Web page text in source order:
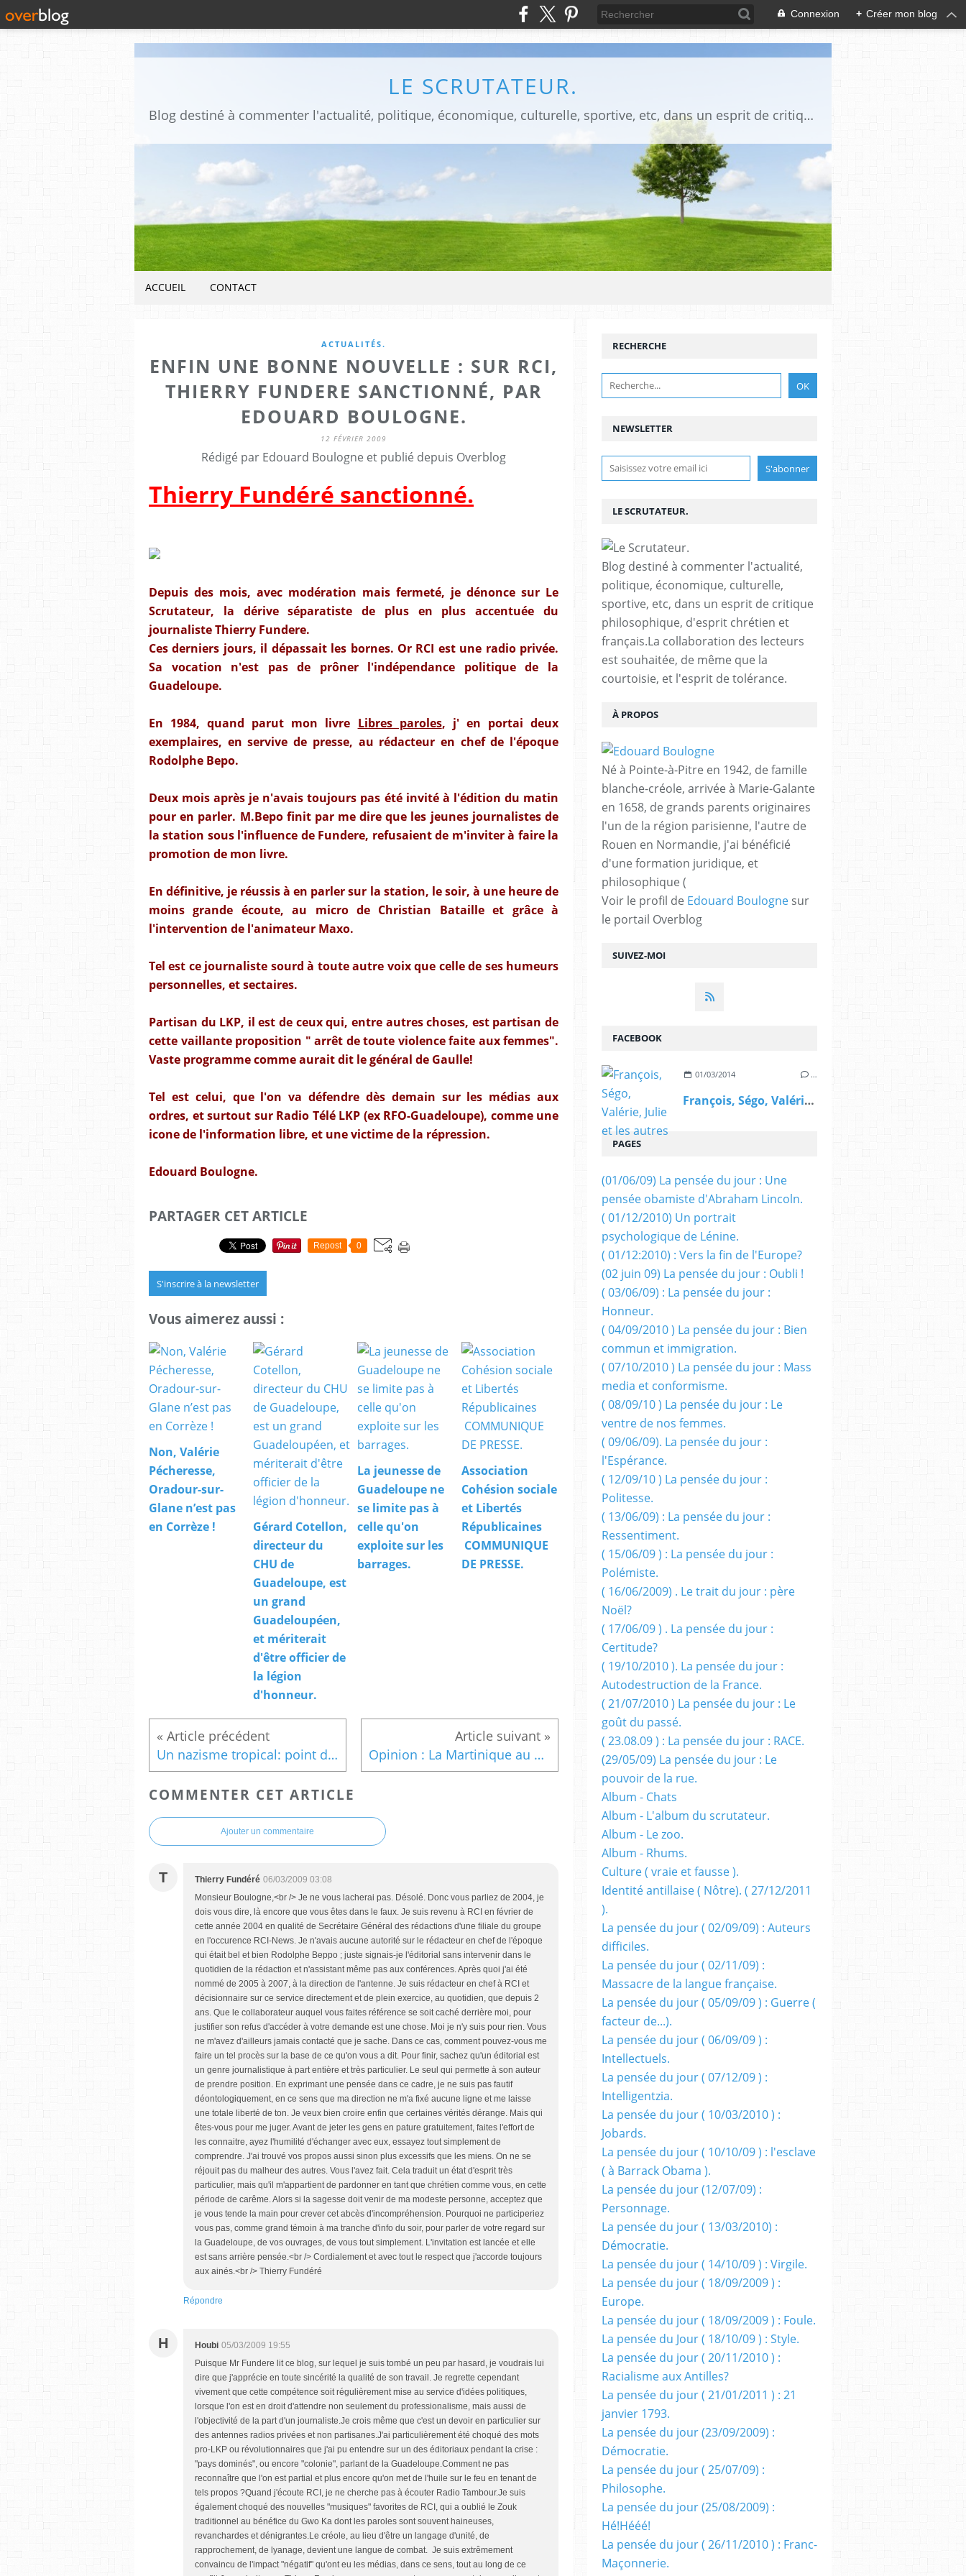
Connexion + Créer mon blog
LE SCRUTATEUR.
Blog destiné à commenter l'actualité, politique, économique, culturelle, sportive, etc, dans un esprit de critique philosophique, d'esprit chrétien et français.La collaboration des lecteurs est souhaitée, de même que la courtoisie, et l'esprit de tolérance.
ACCUEIL CONTACT
ACTUALITÉS.
ENFIN UNE BONNE NOUVELLE : SUR RCI,
THIERRY FUNDERE SANCTIONNÉ, PAR
EDOUARD BOULOGNE.
12 FÉVRIER 2009
Rédigé par Edouard Boulogne et publié depuis Overblog
Thierry Fundéré sanctionné.
Depuis des mois, avec modération mais fermeté, je dénonce sur Le
Scrutateur, la dérive séparatiste de plus en plus accentuée du
journaliste Thierry Fundere.
Ces derniers jours, il dépassait les bornes. Or RCI est une radio privée.
Sa vocation n'est pas de prôner l'indépendance politique de la
Guadeloupe.
En 1984, quand parut mon livre Libres paroles, j' en portai deux
exemplaires, en servive de presse, au rédacteur en chef de l'époque
Rodolphe Bepo.
Deux mois après je n'avais toujours pas été invité à l'édition du matin
pour en parler. M.Bepo finit par me dire que les jeunes journalistes de
la station sous l'influence de Fundere, refusaient de m'inviter à faire la
promotion de mon livre.
En définitive, je réussis à en parler sur la station, le soir, à une heure de
moins grande écoute, au micro de Christian Bataille et grâce à
l'intervention de l'animateur Maxo.
Tel est ce journaliste sourd à toute autre voix que celle de ses humeurs
personnelles, et sectaires.
Partisan du LKP, il est de ceux qui, entre autres choses, est partisan de
cette vaillante proposition " arrêt de toute violence faite aux femmes".
Vaste programme comme aurait dit le général de Gaulle!
Tel est celui, que l'on va défendre dès demain sur les médias aux
ordres, et surtout sur Radio Télé LKP (ex RFO-Guadeloupe), comme une
icone de l'information libre, et une victime de la répression.
Edouard Boulogne.
PARTAGER CET ARTICLE
Repost 0
S'inscrire à la newsletter
Vous aimerez aussi :
Non, Valérie
Pécheresse,
Oradour-sur-
Glane n’est pas
en Corrèze !
Gérard Cotellon,
directeur du
CHU de
Guadeloupe, est
un grand
Guadeloupéen,
et mériterait
d'être officier de
la légion
d'honneur.
La jeunesse de
Guadeloupe ne
se limite pas à
celle qu'on
exploite sur les
barrages.
Association
Cohésion sociale
et Libertés
Républicaines
COMMUNIQUE
DE PRESSE.
Un nazisme tropical: point de vue d'un historien autorisé. Opinion : La Martinique au pilori, par Gérard Dorwling-Carter.
COMMENTER CET ARTICLE
Ajouter un commentaire
T Thierry Fundéré 06/03/2009 03:08
Monsieur Boulogne,<br /> Je ne vous lacherai pas. Désolé. Donc vous parliez de 2004, je
dois vous dire, là encore que vous êtes dans le faux. Je suis revenu à RCI en février de
cette année 2004 en qualité de Secrétaire Général des rédactions d'une filiale du groupe
en l'occurence RCI-News. Je n'avais aucune autorité sur le rédacteur en chef de l'époque
qui était bel et bien Rodolphe Beppo ; juste signais-je l'éditorial sans intervenir dans le
quotidien de la rédaction et n'assistant même pas aux conférences. Après quoi j'ai été
nommé de 2005 à 2007, à la direction de l'antenne. Je suis rédacteur en chef à RCI et
décisionnaire sur ce service directement et de plein exercice, au quotidien, que depuis 2
ans. Que le collaborateur auquel vous faites référence se soit caché derrière moi, pour
justifier son refus d'accéder à votre demande est une chose. Moi je n'y suis pour rien. Vous
ne m'avez d'ailleurs jamais contacté que je sache. Dans ce cas, comment pouvez-vous me
faire un tel procès sur la base de ce qu'on vous a dit. Pour finir, sachez qu'un éditorial est
un genre journalistique à part entière et très particulier. Le seul qui permette à son auteur
de prendre position. En exprimant une pensée dans ce cadre, je ne suis pas fautif
déontologiquement, en ce sens que ma direction ne m'a fixé aucune ligne et me laisse
une totale liberté de ton. Je veux bien croire enfin que certaines vérités dérange. Mais qui
êtes-vous pour me juger. Avant de jeter les gens en pature gratuitement, faites l'effort de
les connaitre, ayez l'humilité d'échanger avec eux, essayez tout simplement de
comprendre. J'ai trouvé vos propos aussi sinon plus excessifs que les miens. On ne se
réjouit pas du malheur des autres. Vous l'avez fait. Cela traduit un état d'esprit très
particulier, mais qu'il m'appartient de pardonner en tant que chrétien comme vous, en cette
période de carême. Alors si la sagesse doit venir de ma modeste personne, acceptez que
je vous tende la main pour crever cet abcès d'incompréhension. Pourquoi ne participeriez
vous pas, comme grand témoin à ma tranche d'info du soir, pour parler de votre regard sur
la Guadeloupe, de vos ouvrages, de vous tout simplement. L'invitation est lancée et elle
est sans arrière pensée.<br /> Cordialement et avec tout le respect que j'accorde toujours
aux ainés.<br /> Thierry Fundéré
Répondre
H Houbi 05/03/2009 19:55
Puisque Mr Fundere lit ce blog, sur lequel je suis tombé un peu par hasard, je voudrais lui
dire que j'apprécie en toute sincérité la qualité de son travail. Je regrette cependant
vivement que cette compétence soit régulièrement mise au service d'idées politiques,
lorsque l'on est en droit d'attendre non seulement du professionalisme, mais aussi de
l'objectivité de la part d'un journaliste.Je crois même que c'est un devoir en particulier sur
des antennes radios privées et non partisanes.J'ai particulièrement été choqué des mots
pro-LKP ou révolutionnaires que j'ai pu entendre sur un des éditoriaux pendant la crise :
"pays dominés", ou encore "colonie", parlant de la Guadeloupe.Comment ne pas
reconnaître que l'on est partial et plus encore qu'on met de l'huile sur le feu en tenant de
tels propos ?Quand j'écoute RCI, je ne cherche pas à écouter Radio Tambour.Je suis
également choqué des nouvelles "musiques" favorites de RCI, qui a oublié le Zouk
traditionnel au bénéfice du Gwo Ka dont les paroles sont souvent haineuses,
revanchardes et dénigrantes.Le créole, au lieu d'être un langage d'unité, de
rapprochement, de lyanage, devient une langue de combat. Je suis extrêmement
convaincu de l'impact "négatif" qu'ont eu les médias, dans ce sens, tout au long de ce
NEWSLETTER
SUIVEZ-MOI
RECHERCHE
LE SCRUTATEUR.
Blog destiné à commenter l'actualité,
politique, économique, culturelle,
sportive, etc, dans un esprit de critique
philosophique, d'esprit chrétien et
français.La collaboration des lecteurs
est souhaitée, de même que la
courtoisie, et l'esprit de tolérance.
À PROPOS
Né à Pointe-à-Pitre en 1942, de famille
blanche-créole, arrivée à Marie-Galante
en 1658, de grands parents originaires
l'un de la région parisienne, l'autre de
Rouen en Normandie, j'ai bénéficié
d'une formation juridique, et
philosophique (
Voir le profil de Edouard Boulogne sur
le portail Overblog
FACEBOOK
01/03/2014 …
François, Ségo, Valérie, Julie et les autres
PAGES
(01/06/09) La pensée du jour : Une
pensée obamiste d'Abraham Lincoln.
( 01/12/2010) Un portrait
psychologique de Lénine.
( 01/12:2010) : Vers la fin de l'Europe?
(02 juin 09) La pensée du jour : Oubli !
( 03/06/09) : La pensée du jour :
Honneur.
( 04/09/2010 ) La pensée du jour : Bien
commun et immigration.
( 07/10/2010 ) La pensée du jour : Mass
media et conformisme.
( 08/09/10 ) La pensée du jour : Le
ventre de nos femmes.
( 09/06/09). La pensée du jour :
l'Espérance.
( 12/09/10 ) La pensée du jour :
Politesse.
( 13/06/09) : La pensée du jour :
Ressentiment.
( 15/06/09 ) : La pensée du jour :
Polémiste.
( 16/06/2009) . Le trait du jour : père
Noël?
( 17/06/09 ) . La pensée du jour :
Certitude?
( 19/10/2010 ). La pensée du jour :
Autodestruction de la France.
( 21/07/2010 ) La pensée du jour : Le
goût du passé.
( 23.08.09 ) : La pensée du jour : RACE.
(29/05/09) La pensée du jour : Le
pouvoir de la rue.
Album - Chats
Album - L'album du scrutateur.
Album - Le zoo.
Album - Rhums.
Culture ( vraie et fausse ).
Identité antillaise ( Nôtre). ( 27/12/2011
).
La pensée du jour ( 02/09/09) : Auteurs
difficiles.
La pensée du jour ( 02/11/09) :
Massacre de la langue française.
La pensée du jour ( 05/09/09 ) : Guerre (
facteur de...).
La pensée du jour ( 06/09/09 ) :
Intellectuels.
La pensée du jour ( 07/12/09 ) :
Intelligentzia.
La pensée du jour ( 10/03/2010 ) :
Jobards.
La pensée du jour ( 10/10/09 ) : l'esclave
( à Barrack Obama ).
La pensée du jour (12/07/09) :
Personnage.
La pensée du jour ( 13/03/2010) :
Démocratie.
La pensée du jour ( 14/10/09 ) : Virgile.
La pensée du jour ( 18/09/2009 ) :
Europe.
La pensée du jour ( 18/09/2009 ) : Foule.
La pensée du Jour ( 18/10/09 ) : Style.
La pensée du jour ( 20/11/2010 ) :
Racialisme aux Antilles?
La pensée du jour ( 21/01/2011 ) : 21
janvier 1793.
La pensée du jour (23/09/2009) :
Démocratie.
La pensée du jour ( 25/07/09) :
Philosophe.
La pensée du jour (25/08/2009) :
Hé!Hééé!
La pensée du jour ( 26/11/2010 ) : Franc-
Maçonnerie.